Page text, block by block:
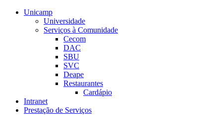
Conteúdo principal
Unicamp
Universidade
Serviços à Comunidade
Cecom
DAC
SBU
SVC
Deape
Restaurantes
Cardápio
Intranet
Prestação de Serviços